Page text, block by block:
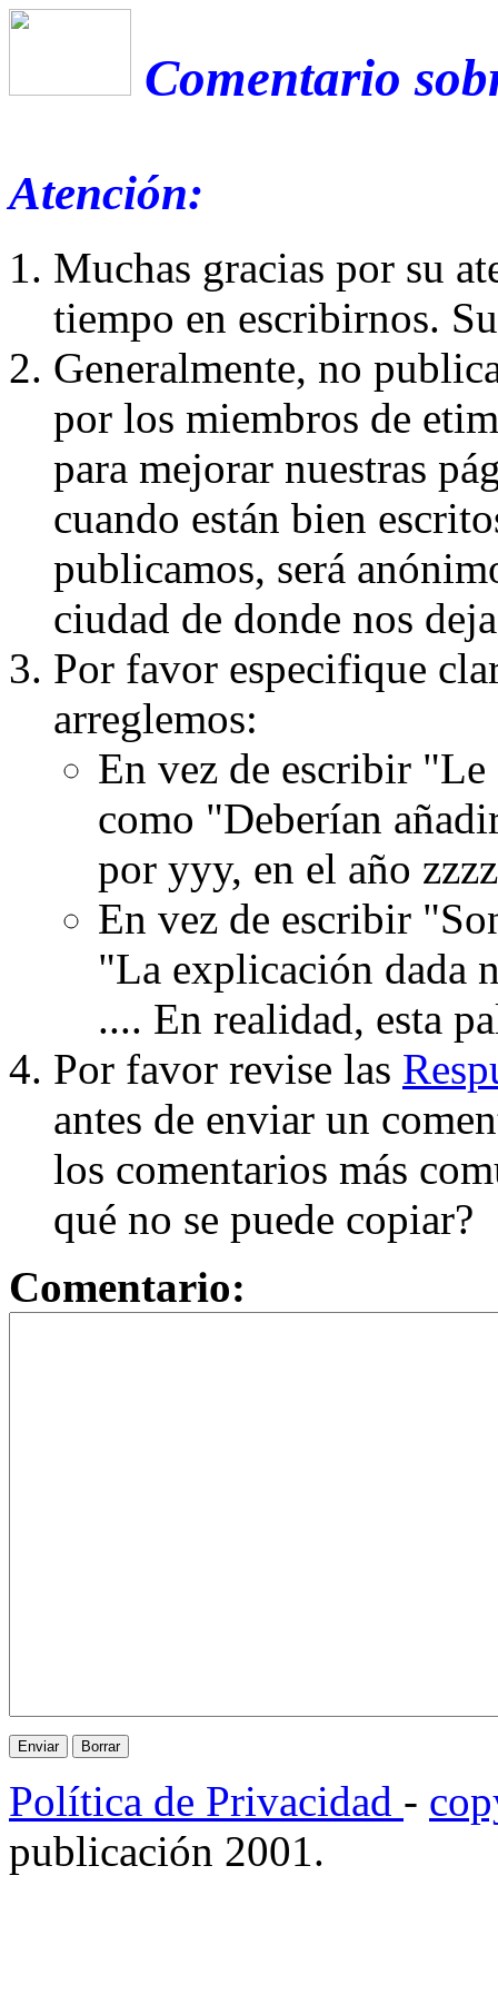
Comentario
Atención:
Muchas gracias por su
tiempo en escribirnos.
Generalmente, no
por los miembros de
para mejorar nuestras
cuando están bien
publicamos, será
ciudad de donde nos
Por favor especifique
arreglemos:
En vez de escribir
como "Deberían
por yyy, en el año
En vez de escribir
"La explicación dada
.... En realidad, esta
Por favor revise las
antes de enviar un
los comentarios más
qué no se puede copiar?
Comentario:
Política de Privacidad -
publicación 2001.